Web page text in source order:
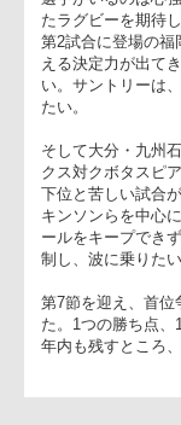
同じく7日(日)、
トレッドスパー
ニックスブルー
る。第1試合に
を安定させ自慢
選手がいるのは
たラグビーを期
第2試合に登場
える決定力が出
い。サントリー
そして大分・九
クス対クボタス
キンソンらを中